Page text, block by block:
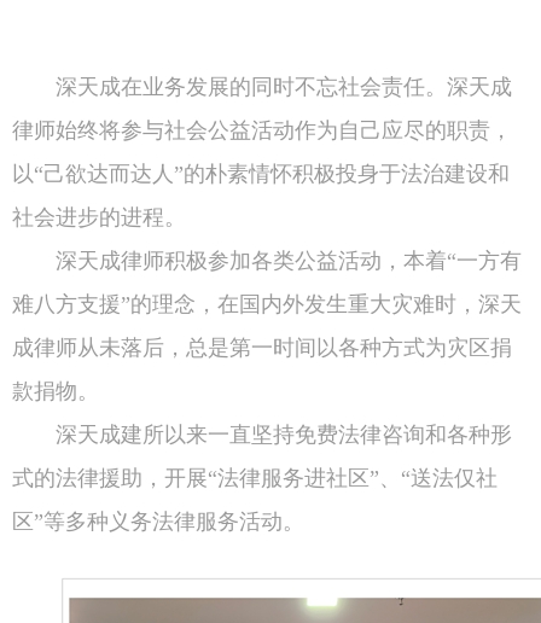
深天成在业务发展的同时不忘社会责任。深天成
律师始终将参与社会公益活动作为自己应尽的职责，
以“己欲达而达人”的朴素情怀积极投身于法治建设和
社会进步的进程。
深天成律师积极参加各类公益活动，本着“一方有
难八方支援”的理念，在国内外发生重大灾难时，深天
成律师从未落后，总是第一时间以各种方式为灾区捐
款捐物。
深天成建所以来一直坚持免费法律咨询和各种形
式的法律援助，开展“法律服务进社区”、“送法仅社
区”等多种义务法律服务活动。